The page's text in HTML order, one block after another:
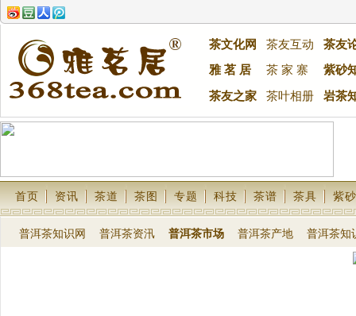
茶文化网 茶友互动
茶友
雅 茗 居
茶 家 寨 紫砂
茶友之家 茶叶相册 岩茶
首页 资讯 茶道 茶图 专题 科技 茶谱 茶具 紫砂
普洱茶知识网 普洱茶资汛 普洱茶市场 普洱茶产地 普洱茶知